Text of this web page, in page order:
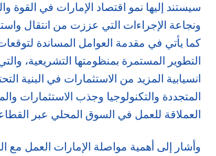
سيستند إليها نمو اقتصاد الإمارات في القوة
ونجاعة الإجراءات التي عززت من انتقال
كما يأتي في مقدمة العوامل المساندة
التطوير المستمرة بمنظومتها التشريعية،
انسيابية المزيد من الاستثمارات في البنية
المتجددة والتكنولوجيا وجذب الاستثمارات
العملاقة للعمل في السوق المحلي عبر
وأشار إلى أهمية مواصلة الإمارات العمل مع